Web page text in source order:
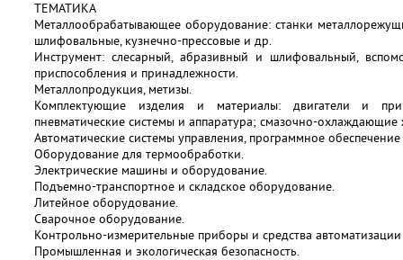
ТЕМАТИКА
Металлообрабатывающее оборудование: станки
шлифовальные, кузнечно-прессовые и др.
Инструмент: слесарный, абразивный и шлифовальный,
приспособления и принадлежности.
Металлопродукция, метизы.
Комплектующие изделия и материалы: двигатели и
пневматические системы и аппаратура; смазочно-охлаждающие
Автоматические системы управления, программное
Оборудование для термообработки.
Электрические машины и оборудование.
Подъемно-транспортное и складское оборудование.
Литейное оборудование.
Сварочное оборудование.
Контрольно-измерительные приборы и средства автоматизации
Промышленная и экологическая безопасность.